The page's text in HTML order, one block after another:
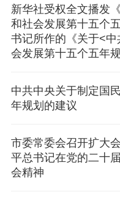
新华社受权全文播发
和社会发展第十五个
书记所作的《关于<
会发展第十五个五年
中共中央关于制定国
年规划的建议
市委常委会召开扩大
平总书记在党的二十
会精神